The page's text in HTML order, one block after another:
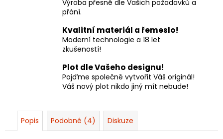
Výroba přesně dle Vašich požadavků a
přání.
Kvalitní materiál a řemeslo!
Moderní technologie a 18 let
zkušeností!
Plot dle Vašeho designu!
Pojďme společně vytvořit Váš originál!
Váš nový plot nikdo jiný mít nebude!
Popis Podobné (4) Diskuze